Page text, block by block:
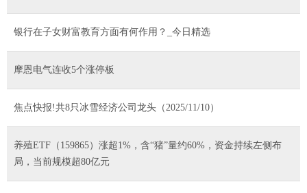
银行在子女财富教育方面有何作用？_今日精选
摩恩电气连收5个涨停板
焦点快报!共8只冰雪经济公司龙头（2025/11/10）
养殖ETF（159865）涨超1%，含“猪”量约60%，资金持续左侧布
局，当前规模超80亿元